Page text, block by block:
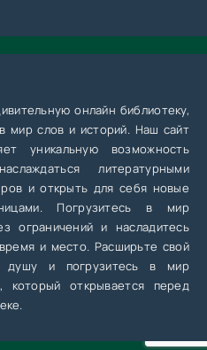
онлайн библиотеку,
мир слов и историй. Наш сайт
уникальную возможность
литературными
и открыть для себя новые
Погрузитесь в мир
ограничений и насладитесь
и место. Расширьте свой
душу и погрузитесь в мир
который открывается перед